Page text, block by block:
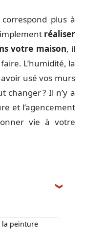
plus à
réaliser
votre maison, il
L’humidité, la
usé vos murs
changer ? Il n’y a
et l’agencement
vie à votre
la peinture